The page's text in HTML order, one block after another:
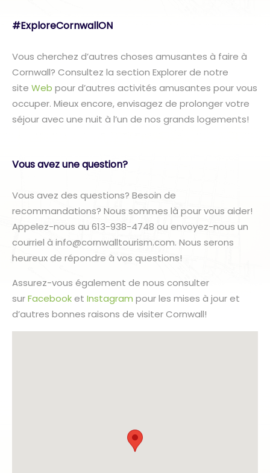
#ExploreCornwallON
Vous cherchez d’autres choses amusantes à faire à
Cornwall? Consultez la section Explorer de notre
site Web pour d’autres activités amusantes pour vous
occuper. Mieux encore, envisagez de prolonger votre
séjour avec une nuit à l’un de nos grands logements!
Vous avez une question?
Vous avez des questions? Besoin de
recommandations? Nous sommes là pour vous aider!
Appelez-nous au 613-938-4748 ou envoyez-nous un
courriel à info@cornwalltourism.com. Nous serons
heureux de répondre à vos questions!
Assurez-vous également de nous consulter
surFacebooket Instagram pour les mises à jour et
d’autres bonnes raisons de visiter Cornwall!